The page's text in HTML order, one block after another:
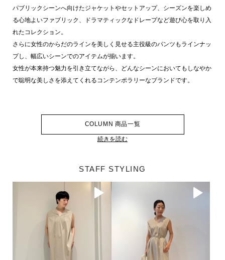
パブリックシーンへ向けたジャケットやセットアップ、シーズンを楽しめ
る心地よいファブリック、ドラマティックなドレープなど遊び心を取り入
れたコレクション。
さらに女性のからだのラインを美しく見せる主役級のパンツもラインナッ
プし、幅広いシーンでのアイテムが揃います。
女性が本来持つ魅力を引き立てながら、どんなシーンにおいてもしなやか
で聡明な美しさを添えてくれるコンテンポラリーなブランドです。
COLUMN 商品一覧
続きを読む
STAFF STYLING